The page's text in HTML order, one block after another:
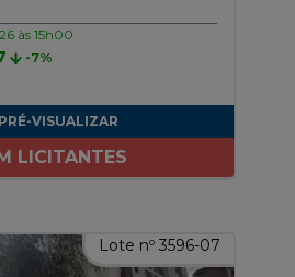
às 15h00
-7%
PRÉ-VISUALIZAR
LICITANTES
Lote nº 3596-07